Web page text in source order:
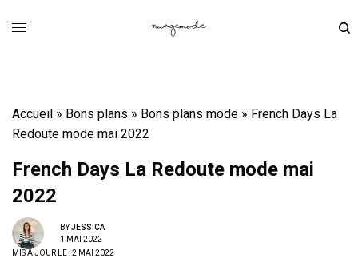
Accueil » Bons plans » Bons plans mode » French Days La
Redoute mode mai 2022
French Days La Redoute mode mai
2022
BYJESSICA
1 MAI 2022
MIS À JOUR LE : 2 MAI 2022